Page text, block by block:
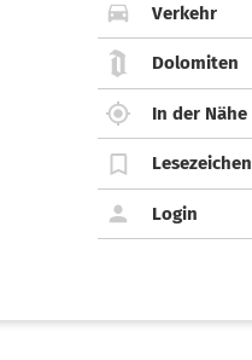
Verkehr
Dolomiten
In der Nähe
Lesezeichen
Login